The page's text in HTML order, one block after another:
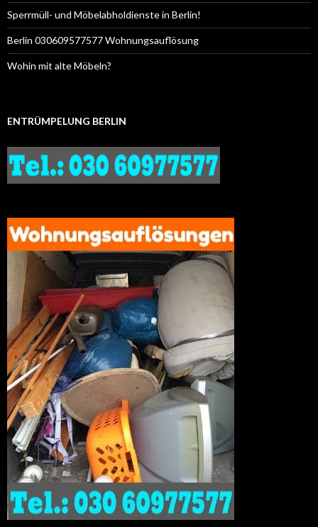
Sperrmüll- und Möbelabholdienste in Berlin!
Berlin 030609577577 Wohnungsauflösung
Wohin mit alte Möbeln?
ENTRÜMPELUNG BERLIN